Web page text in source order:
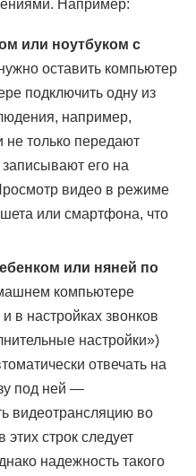
Например:
или ноутбуком с
оставить компьютер
подключить одну из
например,
только передают
его на
видео в режиме
или смартфона, что
или няней по
компьютере
в настройках звонков
настройки»)
отвечать на
под ней —
видеотрансляцию во
строк следует
надежность такого